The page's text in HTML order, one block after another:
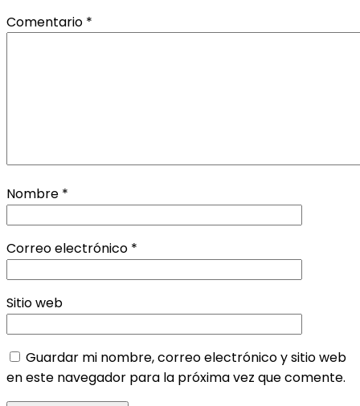
Comentario *
Nombre *
Correo electrónico *
Sitio web
Guardar mi nombre, correo electrónico y sitio web
en este navegador para la próxima vez que comente.